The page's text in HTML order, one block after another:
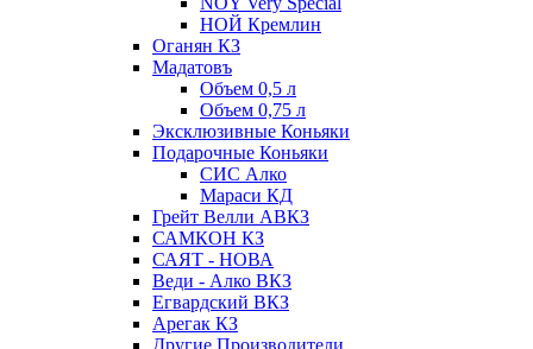
НОЙ Кремлин
Оганян КЗ
Мадатовъ
Объем 0,5 л
Объем 0,75 л
Эксклюзивные Коньяки
Подарочные Коньяки
СИС Алко
Мараси КД
Грейт Велли АВКЗ
САМКОН КЗ
САЯТ - НОВА
Веди - Алко ВКЗ
Егвардский ВКЗ
Арегак КЗ
Другие Производители